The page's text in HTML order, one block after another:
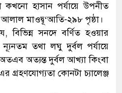
হাসান পর্যায়ে উপনীত
মাওদ্বূ‘আতি-২৯৮ পৃষ্ঠা।
বিভিন্ন সনদে বর্ণিত হওয়ার
ন্যূনতম তথা লঘু দুর্বল পর্যায়ে
অত্যন্ত দুর্বল আখ্যা কিংবা
গ্রহণযোগ্যতা কোনটা চ্যালেঞ্জ